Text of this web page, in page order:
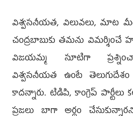
విశ్వసనీయత, విలువలు, మాట
చంద్రబాబుకు తమను విమర్శించే
విజయమ్మ సూటిగా
విశ్వసనీయత ఉంటే
కాదన్నారు. టిడిపి, కాంగ్రెప్‌ పార్టీలు
ప్రజలు బాగా అర్థం